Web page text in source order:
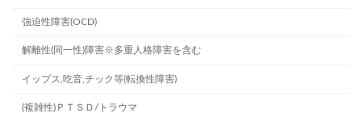
強迫性障害(OCD)
解離性(同一性)障害※多重人格障害を含む
イップス,吃音,チック等(転換性障害)
(複雑性)ＰＴＳＤ/トラウマ